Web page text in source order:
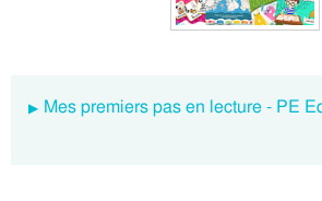
Mes premiers pas en lecture - PE